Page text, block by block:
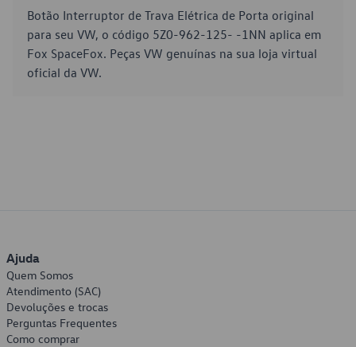
Botão Interruptor de Trava Elétrica de Porta original
para seu VW, o código 5Z0-962-125- -1NN aplica em
Fox SpaceFox. Peças VW genuínas na sua loja virtual
oficial da VW.
Ajuda
Quem Somos
Atendimento (SAC)
Devoluções e trocas
Perguntas Frequentes
Como comprar